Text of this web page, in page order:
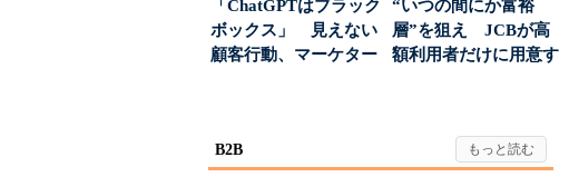
「ChatGPTはブラック
ボックス」 見えない
顧客行動、マーケター
“いつの間にか富裕
層”を狙え JCBが高
額利用者だけに用意す
B2B